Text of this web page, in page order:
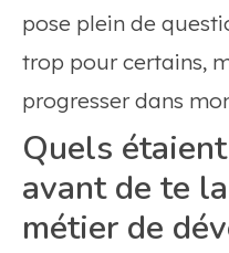
pose plein de
trop pour certains,
progresser dans
Quels
avant de te
métier de